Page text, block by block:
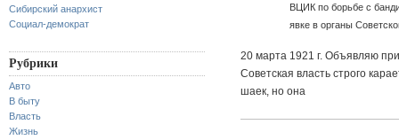
Сибирский анархист
Социал-демократ
Рубрики
Авто
В быту
Власть
Жизнь
ВЦИК по борьбе с
явке в органы
20 марта 1921 г. Объявляю
Советская власть строго
шаек, но она